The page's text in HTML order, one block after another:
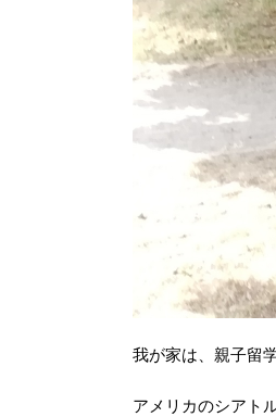
我が家は、親子留
アメリカのシアト